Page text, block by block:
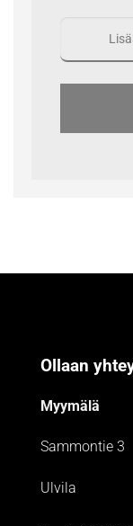
Ollaan
Myymälä
Sammontie 3
Ulvila